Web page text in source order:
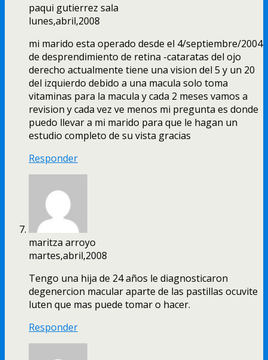
paqui gutierrez sala
lunes,abril,2008
mi marido esta operado desde el 4/septiembre/2004
de desprendimiento de retina -cataratas del ojo
derecho actualmente tiene una vision del 5 y un 20
del izquierdo debido a una macula solo toma
vitaminas para la macula y cada 2 meses vamos a
revision y cada vez ve menos mi pregunta es donde
puedo llevar a mi marido para que le hagan un
estudio completo de su vista gracias
Responder
maritza arroyo
martes,abril,2008
Tengo una hija de 24 años le diagnosticaron
degenercion macular aparte de las pastillas ocuvite
luten que mas puede tomar o hacer.
Responder